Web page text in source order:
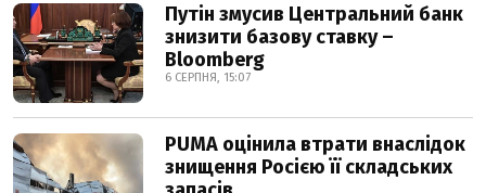
Путін змусив Центральний банк
знизити базову ставку –
Bloomberg
6 СЕРПНЯ, 15:07
PUMA оцінила втрати внаслідок
знищення Росією її складських